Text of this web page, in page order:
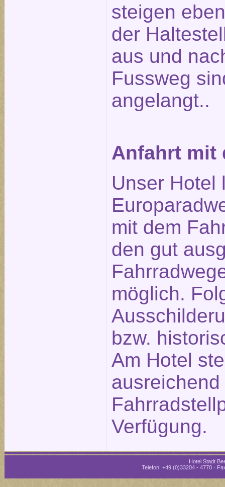
steigen
der
aus und
Fussweg
angelangt..
Anfahrt mit
Unser Hotel
mit dem
den gut
möglich.
bzw.
Am Hotel
Verfügung.
Hotel Stadt
Telefon: +49 (0)33204 - 4770 ·